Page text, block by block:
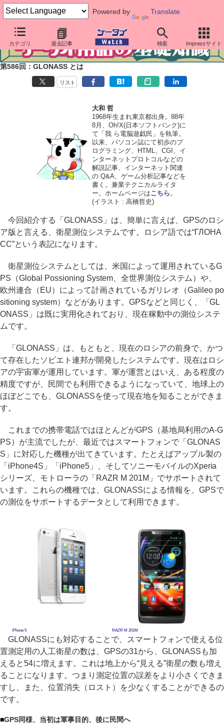
Powered by Translate
カテゴリ 過去記事 検索 Impressサイト
第586回：GLONASS とは
リスト
大和 哲
1968年生まれ東京都出身。88年
8月、Oh!X(日本ソフトバンク)に
て「我 ら電脳遊戯民」を執筆。
以来、パソコン誌にて初歩のプ
ログラミング、HTML、CGI、イ
ンターネットプロトコルなどの
解説記事、インターネット関連
の Q&A、ゲーム分析記事などを
書く。兼業テクニカルライタ
ー。ホームページはこちら。
(イラスト : 高橋哲史)
今回紹介する「GLONASS」は、簡単に言えば、GPSのロシ
ア版と言える、衛星測位システムです。ロシア語では“ГЛОНА
СС”という表記になります。
衛星測位システムとしては、米国によって運用されているG
PS（Global Possioning System、全世界測位システム）や、
欧州連合（EU）によって計画されているガリレオ（Galileo po
sitioning system）などがあります。GPSなどと同じく、「GL
ONASS」は既に実用化されており、現在稼動中の測位システ
ムです。
「GLONASS」は、もともと、現在のロシアの前身で、かつ
て存在したソビエト連邦が開発したシステムです。現在はロシ
アの宇宙軍が運用しています。軍が運営とはいえ、ある程度の
精度ですが、民間でも利用できるようになっていて、地球上の
ほぼどこでも、GLONASSを使って現在地を知ることができま
す。
これまでの携帯電話ではほとんどがGPS（基地局利用のA-G
PS）が主流でしたが、最近ではスマートフォンで「GLONAS
S」に対応した機種が出てきています。たとえばアップル製の
「iPhone4S」「iPhone5」、そしてソニーモバイルのXperia
シリーズ、モトローラの「RAZR M 201M」でサポートされて
います。これらの機種では、GLONASSによる情報を、GPSで
の測位をサポートするデータとして利用できます。
iPhone 5 RAZR M 201M
GLONASSにも対応することで、スマートフォンで使える位
置測定用の人工衛星の数は、GPSの31から、GLONASSも加
えると54に増えます。これは地上から“見える”衛星の数も増え
ることになります。つまり測定位置の誤差をより小さくできま
すし、また、位置消失（ロスト）を少なくすることができるの
です。
■GPS同様、当初は軍事目的、後に民間へ